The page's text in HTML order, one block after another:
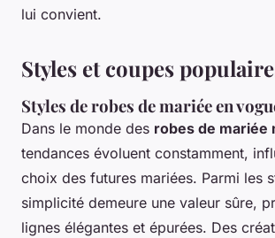
lui convient.
Styles et coupes
Styles de robes de mariée en
Dans le monde des robes de mariée
tendances évoluent constamment,
choix des futures mariées. Parmi les
simplicité demeure une valeur sûre,
lignes élégantes et épurées. Des